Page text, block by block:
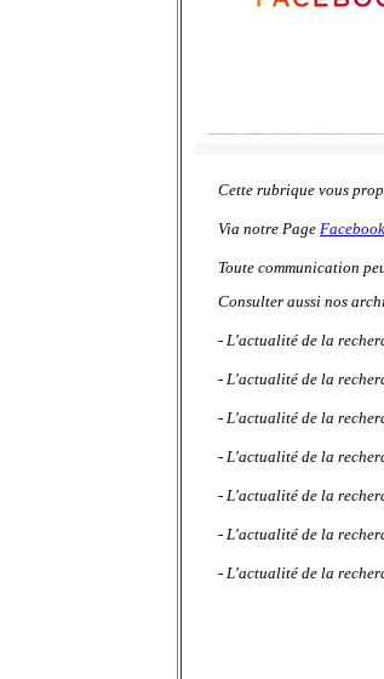
Cette rubrique vous
Via notre Page Facebook
Toute communication
Consulter aussi nos
- L'actualité de la
- L'actualité de la
- L'actualité de la
- L'actualité de la
- L'actualité de la
- L'actualité de la
- L'actualité de la